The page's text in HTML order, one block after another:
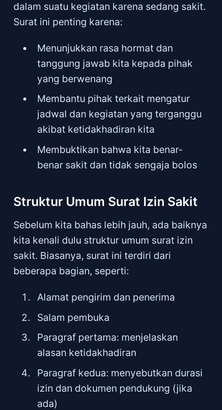
dalam suatu kegiatan karena sedang sakit.
Surat ini penting karena:
Menunjukkan rasa hormat dan
tanggung jawab kita kepada pihak
yang berwenang
Membantu pihak terkait mengatur
jadwal dan kegiatan yang terganggu
akibat ketidakhadiran kita
Membuktikan bahwa kita benar-
benar sakit dan tidak sengaja bolos
Struktur Umum Surat Izin Sakit
Sebelum kita bahas lebih jauh, ada baiknya
kita kenali dulu struktur umum surat izin
sakit. Biasanya, surat ini terdiri dari
beberapa bagian, seperti:
Alamat pengirim dan penerima
Salam pembuka
Paragraf pertama: menjelaskan
alasan ketidakhadiran
Paragraf kedua: menyebutkan durasi
izin dan dokumen pendukung (jika
ada)